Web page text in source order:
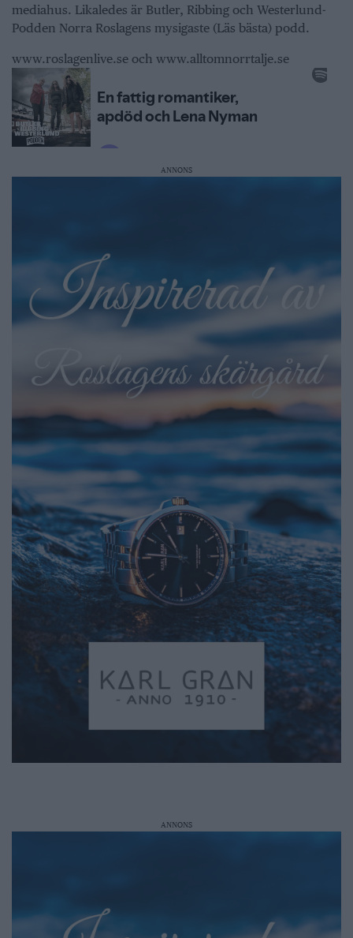
mediahus. Likaledes är Butler, Ribbing och Westerlund-
Podden Norra Roslagens mysigaste (Läs bästa) podd.
www.roslagenlive.se och www.alltomnorrtalje.se
ANNONS
ANNONS